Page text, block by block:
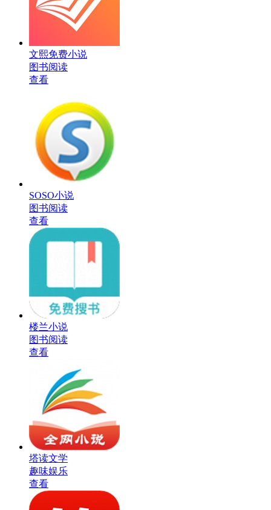
文熙免费小说
图书阅读
查看
SOSO小说
图书阅读
查看
楼兰小说
图书阅读
查看
塔读文学
趣味娱乐
查看